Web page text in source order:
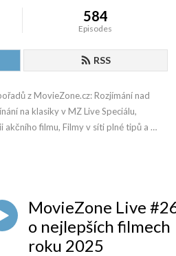
584
Episodes
RSS
z MovieZone.cz: Rozjímání nad
na klasiky v MZ Live Speciálu,
akčního filmu, Filmy v síti plné tipů a
MovieZone Live
o nejlepších filmech
roku 2025